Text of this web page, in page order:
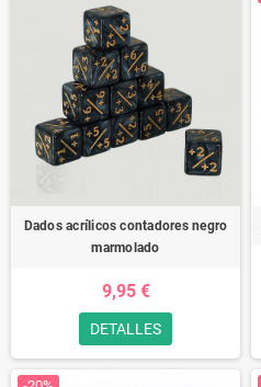
Dados acrílicos contadores negro
marmolado
9,95 €
DETALLES